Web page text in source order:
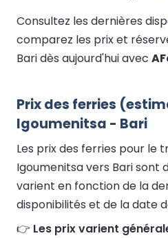
Consultez les dernières
comparez les prix et
Bari dès aujourd'hui avec
Prix des ferries
Igoumenitsa - Bari
Les prix des ferries pour le
Igoumenitsa vers Bari sont
varient en fonction de la
disponibilités et de la date
👉 Les prix varient